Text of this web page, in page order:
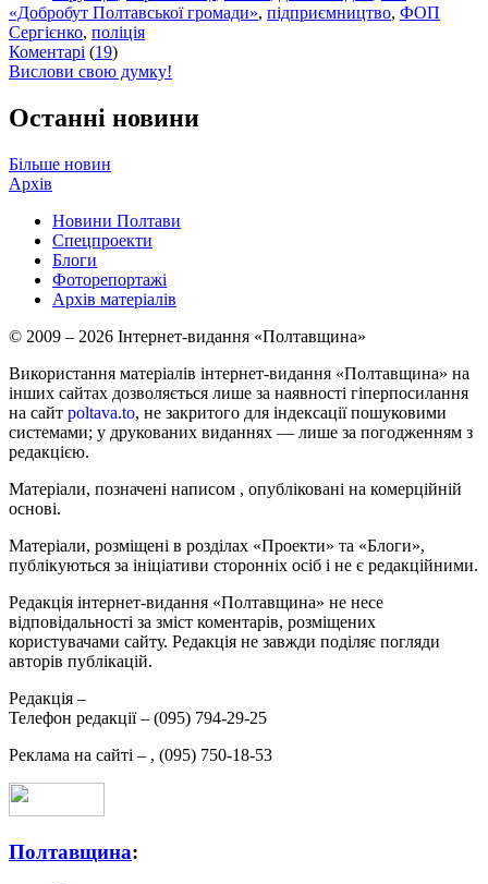
«Добробут Полтавської громади», підприємництво, ФОП
Сергієнко, поліція
Коментарі (19)
Вислови свою думку!
Останні новини
Більше новин
Архів
Новини Полтави
Спецпроекти
Блоги
Фоторепортажі
Архів матеріалів
© 2009 – 2026 Інтернет-видання «Полтавщина»
Використання матеріалів інтернет-видання «Полтавщина» на
інших сайтах дозволяється лише за наявності гіперпосилання
на сайт poltava.to, не закритого для індексації пошуковими
системами; у друкованих виданнях — лише за погодженням з
редакцією.
Матеріали, позначені написом , опубліковані на комерційній
основі.
Матеріали, розміщені в розділах «Проекти» та «Блоги»,
публікуються за ініціативи сторонніх осіб і не є редакційними.
Редакція інтернет-видання «Полтавщина» не несе
відповідальності за зміст коментарів, розміщених
користувачами сайту. Редакція не завжди поділяє погляди
авторів публікацій.
Редакція –
Телефон редакції – (095) 794-29-25
Реклама на сайті – , (095) 750-18-53
Полтавщина: